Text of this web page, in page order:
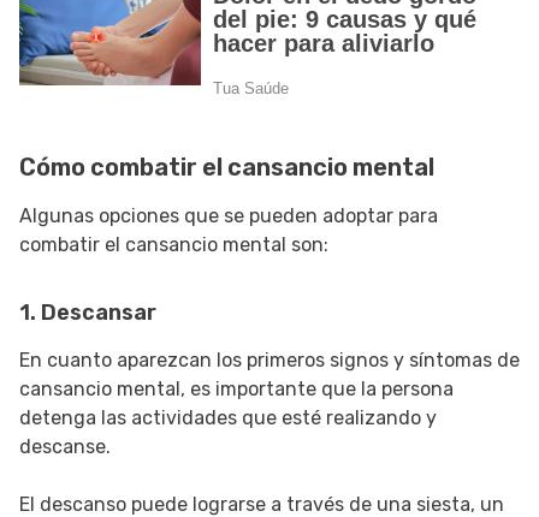
Cómo combatir el cansancio mental
Algunas opciones que se pueden adoptar para
combatir el cansancio mental son:
1. Descansar
En cuanto aparezcan los primeros signos y síntomas de
cansancio mental, es importante que la persona
detenga las actividades que esté realizando y
descanse.
El descanso puede lograrse a través de una siesta, un